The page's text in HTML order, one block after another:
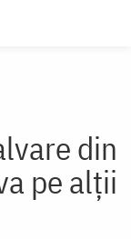
din
pe alții